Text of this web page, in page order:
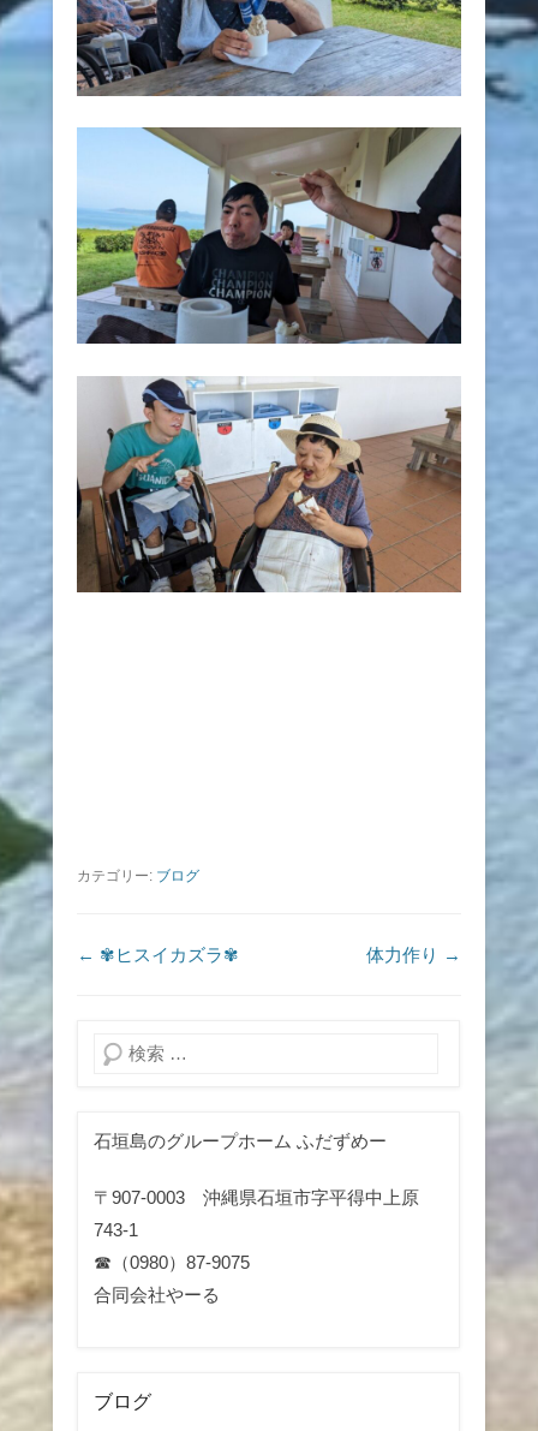
カテゴリー: ブログ
投稿ナビゲーション
← ✾ヒスイカズラ✾ 体力作り →
検索
石垣島のグループホーム ふだずめー
〒907-0003 沖縄県石垣市字平得中上原
743-1
☎（0980）87-9075
合同会社やーる
ブログ